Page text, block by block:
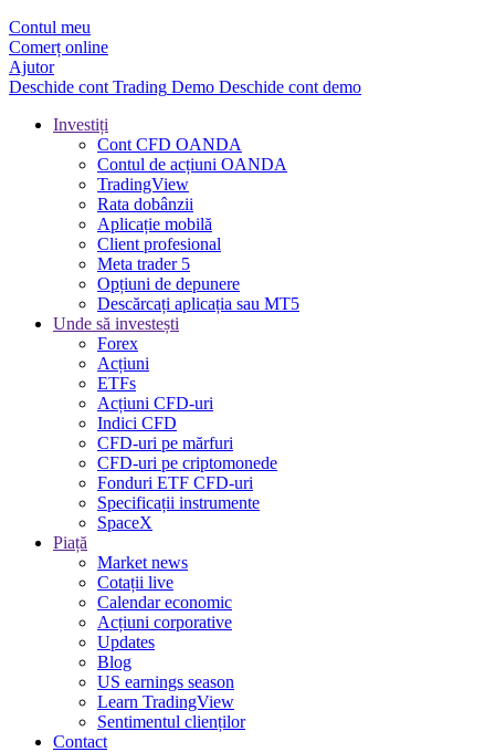
Contul meu
Comerț online
Ajutor
Deschide cont Trading Demo Deschide cont demo
Investiți
Cont CFD OANDA
Contul de acțiuni OANDA
TradingView
Rata dobânzii
Aplicație mobilă
Client profesional
Meta trader 5
Opțiuni de depunere
Descărcați aplicația sau MT5
Unde să investești
Forex
Acțiuni
ETFs
Acțiuni CFD-uri
Indici CFD
CFD-uri pe mărfuri
CFD-uri pe criptomonede
Fonduri ETF CFD-uri
Specificații instrumente
SpaceX
Piață
Market news
Cotații live
Calendar economic
Acțiuni corporative
Updates
Blog
US earnings season
Learn TradingView
Sentimentul clienților
Contact